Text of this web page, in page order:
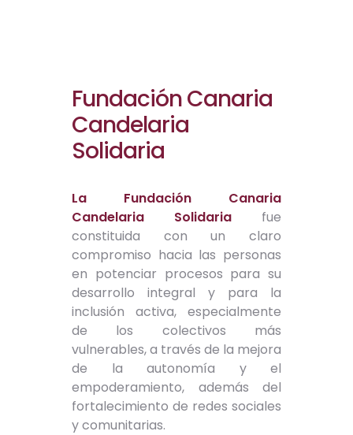
Fundación Canaria
Candelaria
Solidaria
La Fundación Canaria
Candelaria Solidaria fue
constituida con un claro
compromiso hacia las personas
en potenciar procesos para su
desarrollo integral y para la
inclusión activa, especialmente
de los colectivos más
vulnerables, a través de la mejora
de la autonomía y el
empoderamiento, además del
fortalecimiento de redes sociales
y comunitarias.